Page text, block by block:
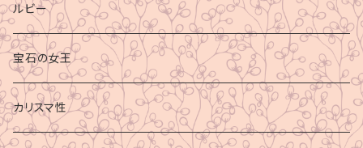
ルビー
宝石の女王
カリスマ性